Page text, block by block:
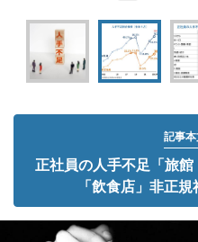
記事
正社員の人手不足「旅
「飲食店」非正